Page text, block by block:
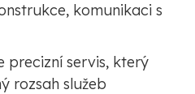
komunikaci s
precizní servis, který
rozsah služeb